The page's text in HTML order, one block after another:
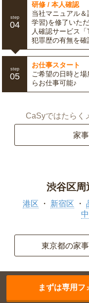
step
04
研修 / 本人確認
当社マニュアル
学習)を修了いた
人確認サービス
犯罪歴の有無を確
step
05
お仕事スタート
ご希望の日時と
らお仕事可能♪
CaSyではたらく
家
渋谷区周
港区 新宿区
東京都の家
まずは専用フ